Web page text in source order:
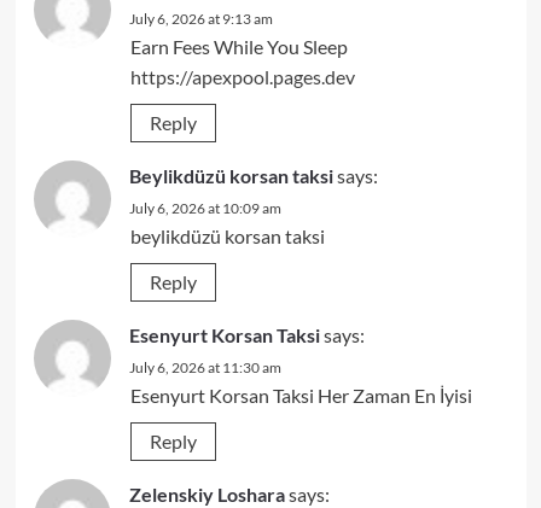
July 6, 2026 at 9:13 am
Earn Fees While You Sleep
https://apexpool.pages.dev
Reply
Beylikdüzü korsan taksisays:
July 6, 2026 at 10:09 am
beylikdüzü korsan taksi
Reply
Esenyurt Korsan Taksisays:
July 6, 2026 at 11:30 am
Esenyurt Korsan Taksi Her Zaman En İyisi
Reply
Zelenskiy Losharasays: